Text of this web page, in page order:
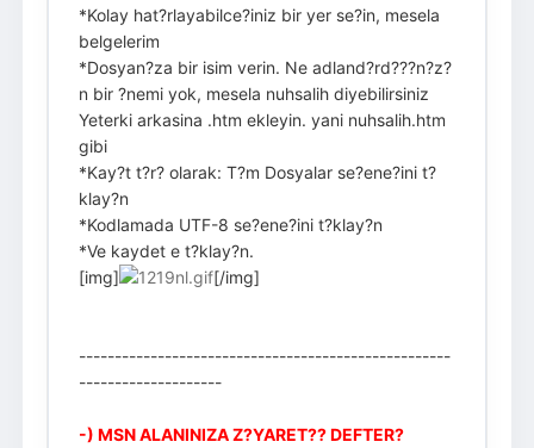
*Kolay hat?rlayabilce?iniz bir yer se?in, mesela
belgelerim
*Dosyan?za bir isim verin. Ne adland?rd???n?z?
n bir ?nemi yok, mesela nuhsalih diyebilirsiniz
Yeterki arkasina .htm ekleyin. yani nuhsalih.htm
gibi
*Kay?t t?r? olarak: T?m Dosyalar se?ene?ini t?
klay?n
*Kodlamada UTF-8 se?ene?ini t?klay?n
*Ve kaydet e t?klay?n.
[img]
[/img]
----------------------------------------------------
--------------------
-) MSN ALANINIZA Z?YARET?? DEFTER?